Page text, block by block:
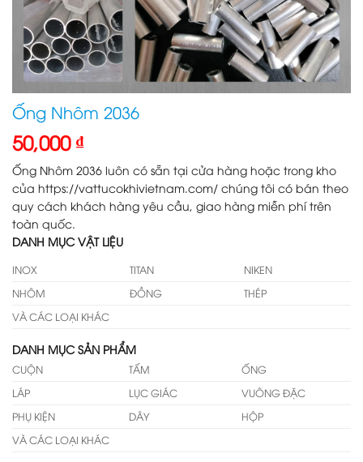
Ống Nhôm 2036
50,000 ₫
Ống Nhôm 2036 luôn có sẵn tại cửa hàng hoặc trong kho
của https://vattucokhivietnam.com/ chúng tôi có bán theo
quy cách khách hàng yêu cầu, giao hàng miễn phí trên
toàn quốc.
DANH MỤC VẬT LIỆU
INOX TITAN
NIKEN
NHÔM
ĐỒNG
THÉP
VÀ CÁC LOẠI KHÁC
DANH MỤC SẢN PHẨM
CUỘN TẤM
ỐNG
LÁP
LỤC GIÁC
VUÔNG ĐẶC
PHỤ KIỆN
DÂY
HỘP
VÀ CÁC LOẠI KHÁC